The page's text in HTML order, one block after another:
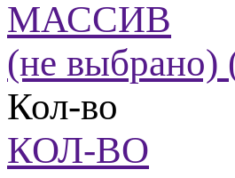
МАССИВ
(не выбрано)
Кол-во
КОЛ-ВО